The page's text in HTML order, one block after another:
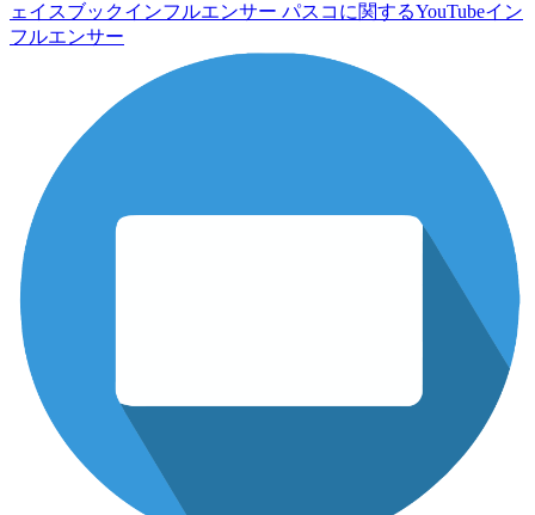
ェイスブックインフルエンサー パスコに関するYouTubeイン
フルエンサー